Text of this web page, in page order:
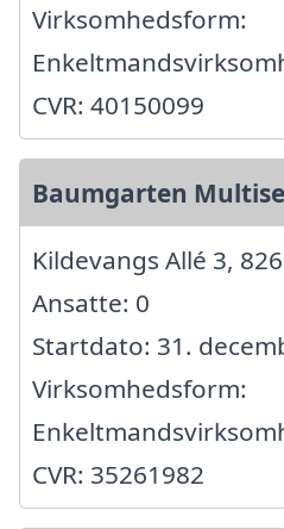
Virksomhedsform:
CVR: 40150099
Baumgarten
Kildevangs Allé 3,
Ansatte: 0
Startdato: 31.
Virksomhedsform:
CVR: 35261982